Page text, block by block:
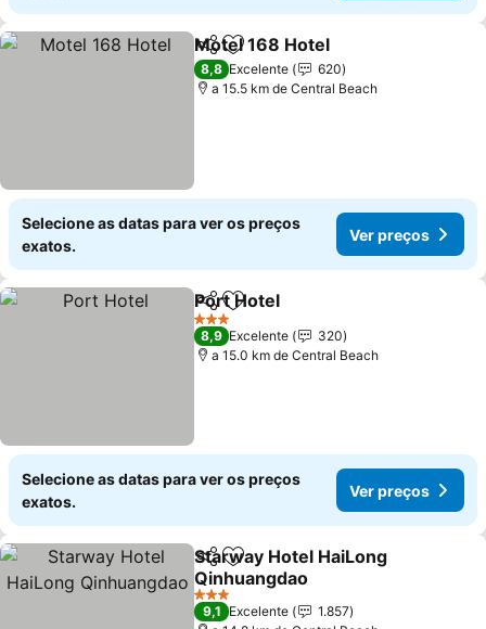
PartilharAdicionar aos favoritos
Motel 168 Hotel
8,8 Excelente
620
a 15.5 km de Central Beach
Selecione as datas para ver os preços
exatos.
Ver preços
PartilharAdicionar aos favoritos
Port Hotel
3 Estrelas
8,9 Excelente
320
a 15.0 km de Central Beach
Selecione as datas para ver os preços
exatos.
Ver preços
PartilharAdicionar aos favoritos
Starway Hotel HaiLong
Qinhuangdao
Ver preços
3 Estrelas
9,1 Excelente
1.857